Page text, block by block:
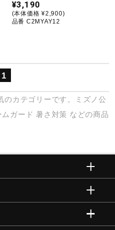
ズ
プ
¥3,190
(本体価格 ¥2,900)
品番 C2MYAY12
1
のカテゴリーです。ミズノ公
ムガード 暑さ対策 などの商品